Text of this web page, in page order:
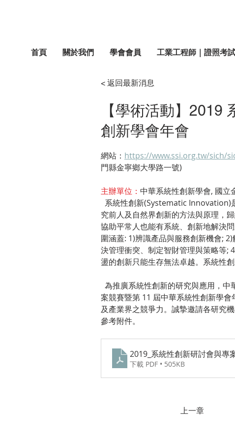
首頁 關於我們 學會會員 工業工程師｜證照考試
< 返回最新消息
【學術活動】2019
創新學會年會
網站： https://www.ssi.org.tw/sich/
門縣金寧鄉大學路一號)
主辦單位： 中華系統性創新學會, 國立
系統性創新(Systematic Innovation)
究前人及自然界創新的方法與原理，
協助平常人也能有系統、創新地解決
圍涵蓋: 1)辨識產品與服務創新機會;
決管理衝突、制定智財管理與策略等;
盪的創新只能生存無法卓越。系統性
為推廣系統性創新的研究與應用，
案競賽暨第 11 屆中華系統性創新學
及產業界之競爭力。誠摯邀請各研究
參考附件。
2019_系統性創新研討會與專
下載 PDF • 505KB
上一章